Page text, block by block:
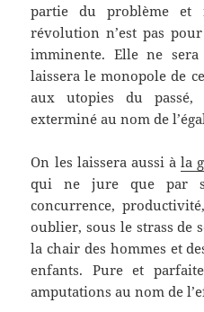
partie du problème
révolution n’est pas
imminente. Elle ne
laissera le monopole de
aux utopies du
exterminé au nom de
On les laissera aussi àla
qui ne jure que par
concurrence,
oublier, sous le strass de
la chair des hommes et
enfants. Pure et
amputations au nom de